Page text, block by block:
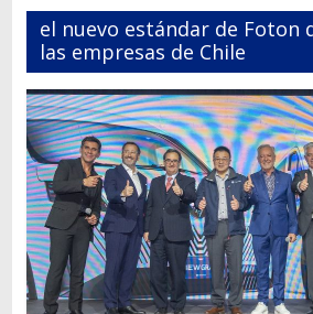
Autos,
camiones,
motos,
información
del
mundo
del
transporte
el nuevo estándar de Foton
las empresas de Chile